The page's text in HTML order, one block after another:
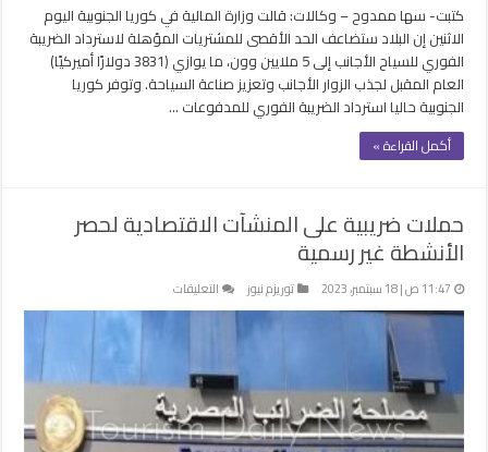
كتبت- سها ممدوح – وكالات: قالت وزارة المالية في كوريا الجنوبية اليوم
الاثنين إن البلاد ستضاعف الحد الأقصى للمشتريات المؤهلة لاسترداد الضريبة
الفوري للسياح الأجانب إلى 5 ملايين وون، ما يوازي (3831 دولارًا أميركيًا)
العام المقبل لجذب الزوار الأجانب وتعزيز صناعة السياحة. وتوفر كوريا
الجنوبية حاليا استرداد الضريبة الفوري للمدفوعات …
أكمل القراءة »
حملات ضريبية على المنشآت الاقتصادية لحصر
الأنشطة غير رسمية
11:47 ص | 18 سبتمبر، 2023 توريزم نيوز التعليقات
حملات
المنشآت
الاقتصادية
لحصر
الأنشطة